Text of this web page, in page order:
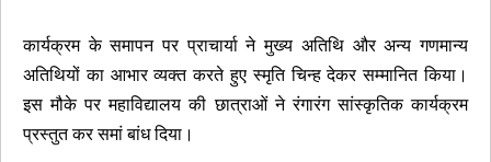
कार्यक्रम के समापन पर प्राचार्या ने मुख्य अतिथि और अन्य गणमान्य
अतिथियों का आभार व्यक्त करते हुए स्मृति चिन्ह देकर सम्मानित किया।
इस मौके पर महाविद्यालय की छात्राओं ने रंगारंग सांस्कृतिक कार्यक्रम
प्रस्तुत कर समां बांध दिया।